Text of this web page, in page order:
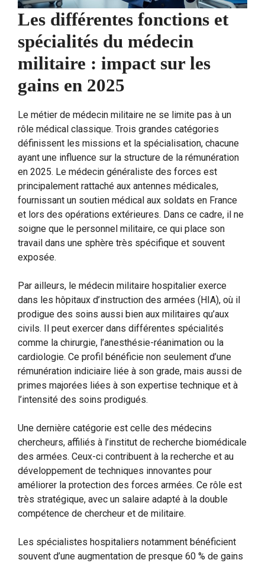
Les différentes fonctions et
spécialités du médecin
militaire : impact sur les
gains en 2025
Le métier de médecin militaire ne se limite pas à un
rôle médical classique. Trois grandes catégories
définissent les missions et la spécialisation, chacune
ayant une influence sur la structure de la rémunération
en 2025. Le médecin généraliste des forces est
principalement rattaché aux antennes médicales,
fournissant un soutien médical aux soldats en France
et lors des opérations extérieures. Dans ce cadre, il ne
soigne que le personnel militaire, ce qui place son
travail dans une sphère très spécifique et souvent
exposée.
Par ailleurs, le médecin militaire hospitalier exerce
dans les hôpitaux d’instruction des armées (HIA), où il
prodigue des soins aussi bien aux militaires qu’aux
civils. Il peut exercer dans différentes spécialités
comme la chirurgie, l’anesthésie-réanimation ou la
cardiologie. Ce profil bénéficie non seulement d’une
rémunération indiciaire liée à son grade, mais aussi de
primes majorées liées à son expertise technique et à
l’intensité des soins prodigués.
Une dernière catégorie est celle des médecins
chercheurs, affiliés à l’institut de recherche biomédicale
des armées. Ceux-ci contribuent à la recherche et au
développement de techniques innovantes pour
améliorer la protection des forces armées. Ce rôle est
très stratégique, avec un salaire adapté à la double
compétence de chercheur et de militaire.
Les spécialistes hospitaliers notamment bénéficient
souvent d’une augmentation de presque 60 % de gains